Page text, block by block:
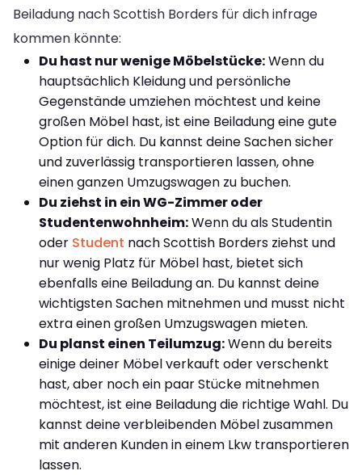
Beiladung nach Scottish Borders für dich infrage
kommen könnte:
Du hast nur wenige Möbelstücke:Wenn du
hauptsächlich Kleidung und persönliche
Gegenstände umziehen möchtest und keine
großen Möbel hast, ist eine Beiladung eine gute
Option für dich. Du kannst deine Sachen sicher
und zuverlässig transportieren lassen, ohne
einen ganzen Umzugswagen zu buchen.
Du ziehst in ein WG-Zimmer oder
Studentenwohnheim:Wenn du als Studentin
oder Student nach Scottish Borders ziehst und
nur wenig Platz für Möbel hast, bietet sich
ebenfalls eine Beiladung an. Du kannst deine
wichtigsten Sachen mitnehmen und musst nicht
extra einen großen Umzugswagen mieten.
Du planst einen Teilumzug:Wenn du bereits
einige deiner Möbel verkauft oder verschenkt
hast, aber noch ein paar Stücke mitnehmen
möchtest, ist eine Beiladung die richtige Wahl. Du
kannst deine verbleibenden Möbel zusammen
mit anderen Kunden in einem Lkw transportieren
lassen.